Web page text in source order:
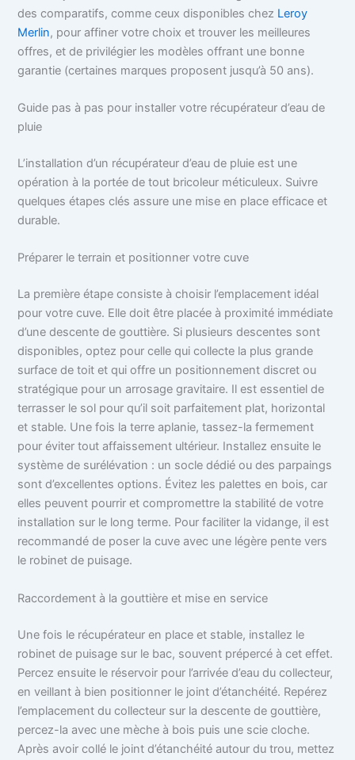
des comparatifs, comme ceux disponibles chez Leroy
Merlin, pour affiner votre choix et trouver les meilleures
offres, et de privilégier les modèles offrant une bonne
garantie (certaines marques proposent jusqu’à 50 ans).
Guide pas à pas pour installer votre récupérateur d’eau de
pluie
L’installation d’un récupérateur d’eau de pluie est une
opération à la portée de tout bricoleur méticuleux. Suivre
quelques étapes clés assure une mise en place efficace et
durable.
Préparer le terrain et positionner votre cuve
La première étape consiste à choisir l’emplacement idéal
pour votre cuve. Elle doit être placée à proximité immédiate
d’une descente de gouttière. Si plusieurs descentes sont
disponibles, optez pour celle qui collecte la plus grande
surface de toit et qui offre un positionnement discret ou
stratégique pour un arrosage gravitaire. Il est essentiel de
terrasser le sol pour qu’il soit parfaitement plat, horizontal
et stable. Une fois la terre aplanie, tassez-la fermement
pour éviter tout affaissement ultérieur. Installez ensuite le
système de surélévation : un socle dédié ou des parpaings
sont d’excellentes options. Évitez les palettes en bois, car
elles peuvent pourrir et compromettre la stabilité de votre
installation sur le long terme. Pour faciliter la vidange, il est
recommandé de poser la cuve avec une légère pente vers
le robinet de puisage.
Raccordement à la gouttière et mise en service
Une fois le récupérateur en place et stable, installez le
robinet de puisage sur le bac, souvent prépercé à cet effet.
Percez ensuite le réservoir pour l’arrivée d’eau du collecteur,
en veillant à bien positionner le joint d’étanchéité. Repérez
l’emplacement du collecteur sur la descente de gouttière,
percez-la avec une mèche à bois puis une scie cloche.
Après avoir collé le joint d’étanchéité autour du trou, mettez